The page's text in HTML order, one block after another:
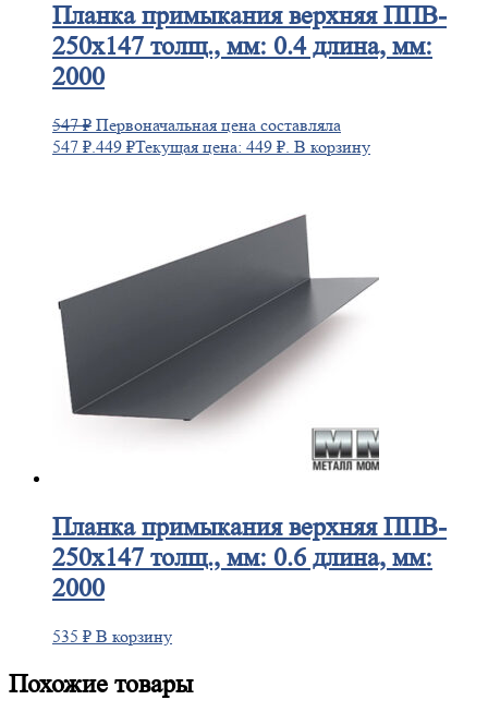
Планкапримыкания верхняя ППВ-
250х147 толщ., мм: 0.4 длина, мм:
2000
547₽ Первоначальная цена составляла
547 ₽.449 ₽Текущая цена: 449 ₽. В корзину
Планкапримыкания верхняя ППВ-
250х147 толщ., мм: 0.6 длина, мм:
2000
535 ₽ В корзину
Похожие товары